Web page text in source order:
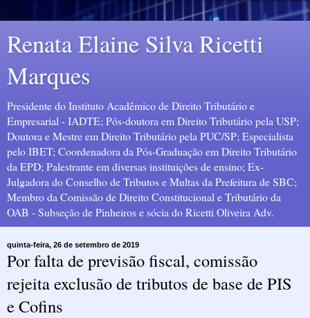
Renata Elaine Silva Ricetti
Marques
Presidente do Instituto Acadêmico de Direito Tributário e
Empresarial - IADTE; Pós-doutora em Direito Tributário pela USP;
Doutora e Mestre em Direito Tributário pela PUC/SP; Especialista
pelo IBET; Coordenadora da Pós-Graduação em Direito Tributário
da EPD; Palestrante em diversas instituições de ensino; Ex-
Julgadora do Conselho de Tributos e Multas da Prefeitura de SBC;
Membro da Comissão de Direito Constitucional e Tributário da
OAB - Subseção de Pinheiros e sócia do Ricetti Oliveira Adv.
quinta-feira, 26 de setembro de 2019
Por falta de previsão fiscal, comissão
rejeita exclusão de tributos de base de PIS
e Cofins